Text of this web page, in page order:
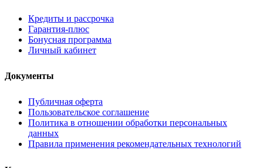
Кредиты и рассрочка
Гарантия-плюс
Бонусная программа
Личный кабинет
Документы
Публичная оферта
Пользовательское соглашение
Политика в отношении обработки персональных
данных
Правила применения рекомендательных технологий